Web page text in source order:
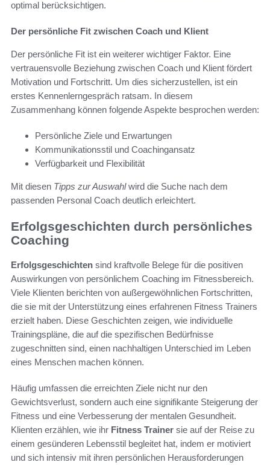
optimal berücksichtigen.
Der persönliche Fit zwischen Coach und Klient
Der persönliche Fit ist ein weiterer wichtiger Faktor. Eine
vertrauensvolle Beziehung zwischen Coach und Klient fördert
Motivation und Fortschritt. Um dies sicherzustellen, ist ein
erstes Kennenlerngespräch ratsam. In diesem
Zusammenhang können folgende Aspekte besprochen werden:
Persönliche Ziele und Erwartungen
Kommunikationsstil und Coachingansatz
Verfügbarkeit und Flexibilität
Mit diesen Tipps zur Auswahlwird die Suche nach dem
passenden Personal Coach deutlich erleichtert.
Erfolgsgeschichten durch persönliches
Coaching
Erfolgsgeschichten sind kraftvolle Belege für die positiven
Auswirkungen von persönlichem Coaching im Fitnessbereich.
Viele Klienten berichten von außergewöhnlichen Fortschritten,
die sie mit der Unterstützung eines erfahrenen Fitness Trainers
erzielt haben. Diese Geschichten zeigen, wie individuelle
Trainingspläne, die auf die spezifischen Bedürfnisse
zugeschnitten sind, einen nachhaltigen Unterschied im Leben
eines Menschen machen können.
Häufig umfassen die erreichten Ziele nicht nur den
Gewichtsverlust, sondern auch eine signifikante Steigerung der
Fitness und eine Verbesserung der mentalen Gesundheit.
Klienten erzählen, wie ihr Fitness Trainer sie auf der Reise zu
einem gesünderen Lebensstil begleitet hat, indem er motiviert
und sich intensiv mit ihren persönlichen Herausforderungen